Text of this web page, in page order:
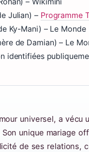
Julian) – Programme
Ky-Mani) – Le Monde
de Damian) – Le
identifiées
universel, a vécu
unique mariage
de ses relations,